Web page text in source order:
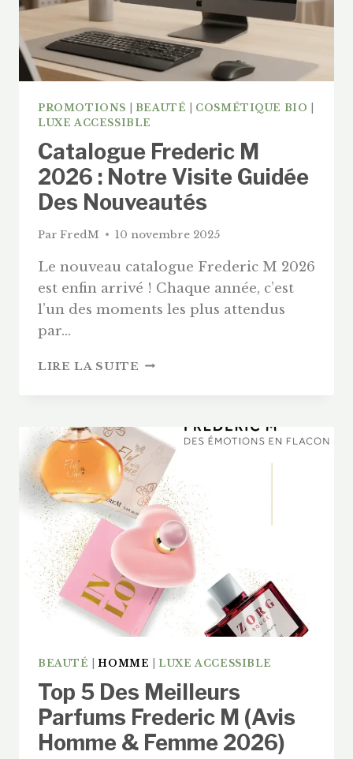
L’OPPORTUNITÉ
PROMOTIONS BEAUTÉ COSMÉTIQUE BIO
LUXE ACCESSIBLE
Catalogue Frederic M
2026 : Notre Visite Guidée
Des Nouveautés
Par FredM 10 novembre 2025
Le nouveau catalogue Frederic M 2026
est enfin arrivé ! Chaque année, c’est
l’un des moments les plus attendus
par…
LIRE LA SUITE CATALOGUE
:
NOTRE
VISITE
GUIDÉE
DES
NOUVEAUTÉS
BEAUTÉ |HOMME LUXE ACCESSIBLE
Top 5 Des Meilleurs
Parfums Frederic M (Avis
Homme & Femme 2026)